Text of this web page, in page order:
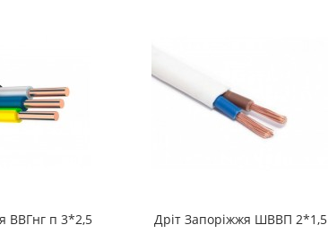
ВВГнг п 3*2,5 Дріт Запоріжжя ШВВП 2*1,5